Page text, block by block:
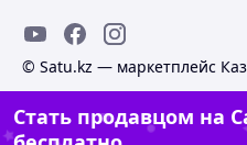
© Satu.kz — маркетплейс
Стать продавцом на